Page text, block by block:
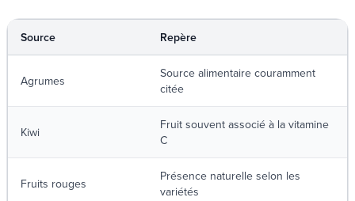
Source Repère
Agrumes
Source alimentaire couramment
citée
Kiwi
Fruit souvent associé à la vitamine
C
Fruits rouges
Présence naturelle selon les
variétés